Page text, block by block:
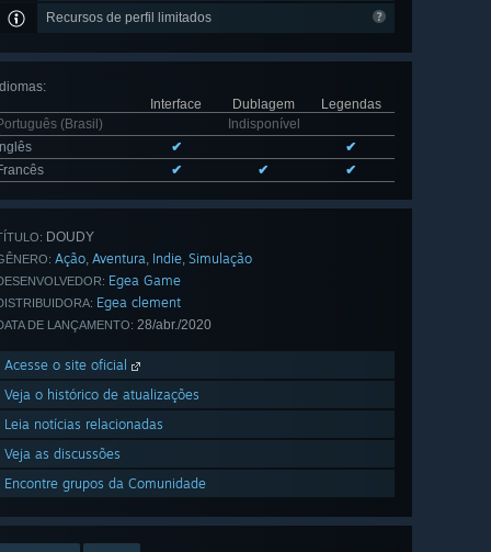
Recursos de perfil limitados
Idiomas:
Interface
Dublagem
Legendas
(Brasil)
Indisponível
Inglês
✔
✔
✔ ✔ ✔
DOUDY
Ação, Aventura, Indie, Simulação
Egea Game
Egea clement
DE LANÇAMENTO: 28/abr./2020
Acesse o site oficial
Veja o histórico de atualizações
Leia notícias relacionadas
Veja as discussões
Encontre grupos da Comunidade